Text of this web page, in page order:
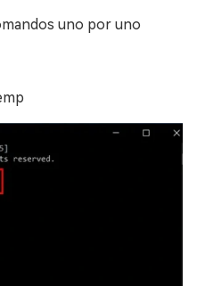
uno por uno